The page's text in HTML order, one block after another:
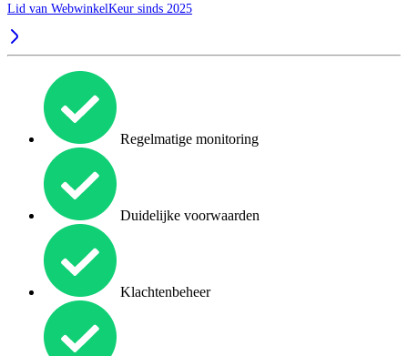
Lid van WebwinkelKeur sinds 2025
Regelmatige monitoring
Duidelijke voorwaarden
Klachtenbeheer